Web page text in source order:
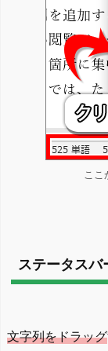
こ
ステータスバ
文字列をドラッグ